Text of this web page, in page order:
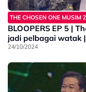
THE CHOSEN ONE MUSIM 2
BLOOPERS EP 5 |
jadi pelbagai watak
24/10/2024